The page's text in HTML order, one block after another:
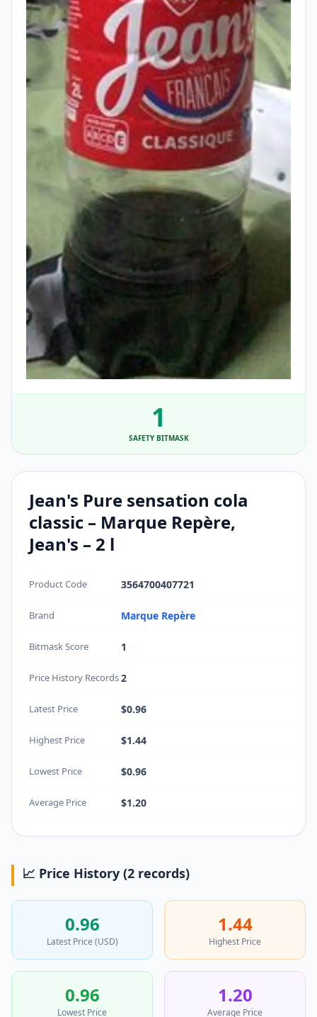
1
SAFETY BITMASK
Jean's Pure sensation cola
classic – Marque Repère,
Jean's – 2 l
Product Code 3564700407721
Brand Marque Repère
Bitmask Score 1
Price History Records2
Latest Price $0.96
Highest Price $1.44
Lowest Price $0.96
Average Price $1.20
📈 Price History (2 records)
0.96
Latest Price (USD)
1.44
Highest Price
0.96
Lowest Price
1.20
Average Price